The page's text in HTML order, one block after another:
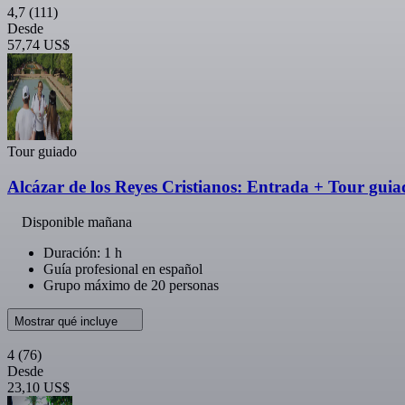
4,7 (111)
Desde
57,74 US$
Tour guiado
Alcázar de los Reyes Cristianos: Entrada + Tour
Disponible mañana
Duración: 1 h
Guía profesional en español
Grupo máximo de 20 personas
Mostrar qué incluye
4 (76)
Desde
23,10 US$